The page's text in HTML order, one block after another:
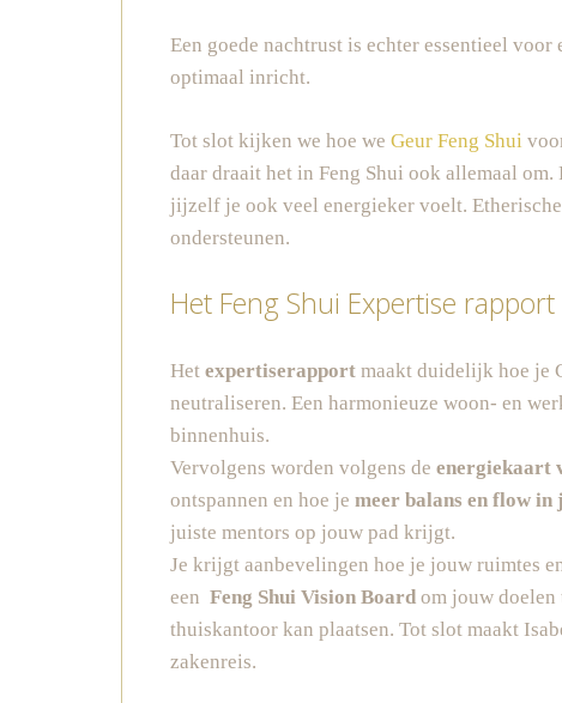
Een goede nachtrust is echter essentieel
optimaal inricht.
Tot slot kijken we hoe we Geur Feng Shui
daar draait het in Feng Shui ook allemaal
jijzelf je ook veel energieker voelt.
ondersteunen.
Het Feng Shui Expertise rapport
Het expertiserapport maakt duidelijk hoe je
neutraliseren. Een harmonieuze woon- en
binnenhuis.
Vervolgens worden volgens de energiekaart
ontspannen en hoe je meer balans en flow in
juiste mentors op jouw pad krijgt.
Je krijgt aanbevelingen hoe je jouw ruimtes
een Feng Shui Vision Board om jouw
thuiskantoor kan plaatsen. Tot slot maakt
zakenreis.